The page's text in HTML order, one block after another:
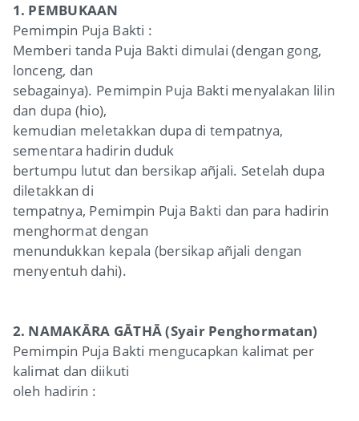
1. PEMBUKAAN
Pemimpin Puja Bakti :
Memberi tanda Puja Bakti dimulai (dengan gong,
lonceng, dan
sebagainya). Pemimpin Puja Bakti menyalakan lilin
dan dupa (hio),
kemudian meletakkan dupa di tempatnya,
sementara hadirin duduk
bertumpu lutut dan bersikap añjali. Setelah dupa
diletakkan di
tempatnya, Pemimpin Puja Bakti dan para hadirin
menghormat dengan
menundukkan kepala (bersikap añjali dengan
menyentuh dahi).
2. NAMAKĀRA GĀTHĀ (Syair Penghormatan)
Pemimpin Puja Bakti mengucapkan kalimat per
kalimat dan diikuti
oleh hadirin :